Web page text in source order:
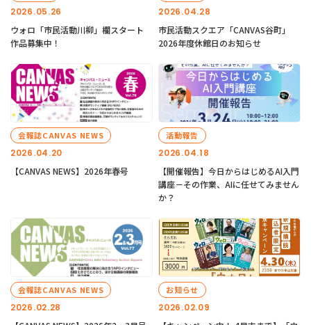
2026.05.26
ウォロ「市民活動川柳」欄スタート
作品募集中！
2026.04.28
市民活動スクエア「CANVAS谷町」
2026年度休館日のお知らせ
2026.04.20
会報誌CANVAS NEWS
【CANVAS NEWS】2026年春号
2026.04.18
活動報告
【開催報告】今日からはじめるAI入門
講座－その作業、AIに任せてみません
か？
2026.02.28
会報誌CANVAS NEWS
2026.02.09
お知らせ